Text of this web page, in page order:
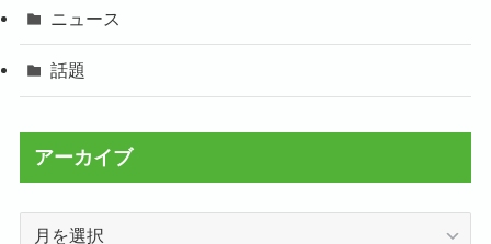
ニュース
話題
アーカイブ